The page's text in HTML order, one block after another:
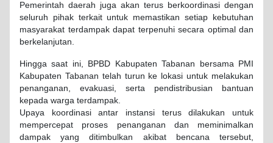
Pemerintah daerah juga akan terus berkoordinasi dengan
seluruh pihak terkait untuk memastikan setiap kebutuhan
masyarakat terdampak dapat terpenuhi secara optimal dan
berkelanjutan.
Hingga saat ini, BPBD Kabupaten Tabanan bersama PMI
Kabupaten Tabanan telah turun ke lokasi untuk melakukan
penanganan, evakuasi, serta pendistribusian bantuan
kepada warga terdampak.
Upaya koordinasi antar instansi terus dilakukan untuk
mempercepat proses penanganan dan meminimalkan
dampak yang ditimbulkan akibat bencana tersebut,